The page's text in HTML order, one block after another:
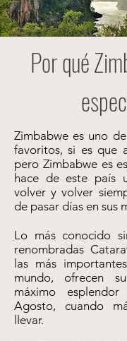
Por qué
Zimbabwe es uno
favoritos, si es que
pero Zimbabwe es
hace de este país
volver y volver
de pasar días en sus
Lo más conocido
renombradas
las más
mundo, ofrecen
máximo
Agosto, cuando
llevar.